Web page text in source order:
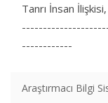
Tanrı İnsan
------------
Araştırmacı Bilgi